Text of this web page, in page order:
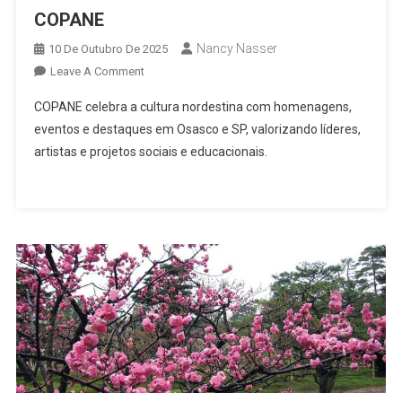
COPANE
10 De Outubro De 2025 Nancy Nasser
Leave A CommentOn
COPANE celebra a cultura nordestina com homenagens,
eventos e destaques em Osasco e SP, valorizando líderes,
artistas e projetos sociais e educacionais.